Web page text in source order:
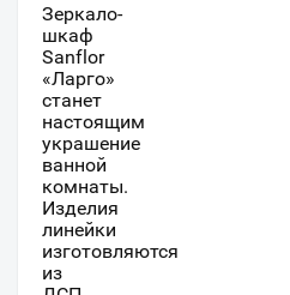
Зеркало-
шкаф
Sanflor
«Ларго»
станет
настоящим
украшение
ванной
комнаты.
Изделия
линейки
изготовляются
из